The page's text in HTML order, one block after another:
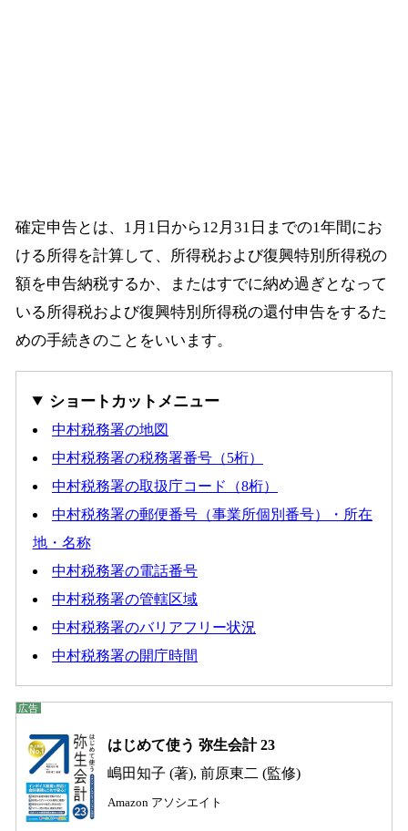
確定申告とは、1月1日から12月31日までの1年間にお
ける所得を計算して、所得税および復興特別所得税の
額を申告納税するか、またはすでに納め過ぎとなって
いる所得税および復興特別所得税の還付申告をするた
めの手続きのことをいいます。
ショートカットメニュー
中村税務署の地図
中村税務署の税務署番号（5桁）
中村税務署の取扱庁コード（8桁）
中村税務署の郵便番号（事業所個別番号）・所在
地・名称
中村税務署の電話番号
中村税務署の管轄区域
中村税務署のバリアフリー状況
中村税務署の開庁時間
はじめて使う 弥生会計 23
嶋田知子 (著), 前原東二 (監修)
Amazon アソシエイト